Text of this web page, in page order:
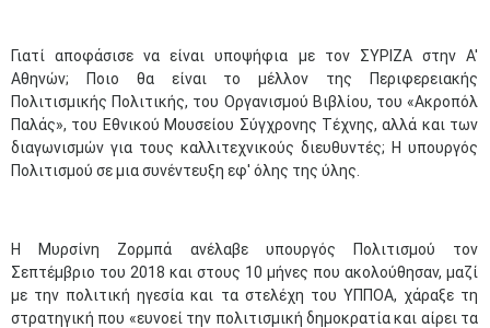
Γιατί αποφάσισε να είναι υποψήφια με τον ΣΥΡΙΖΑ στην Α'
Αθηνών; Ποιο θα είναι το μέλλον της Περιφερειακής
Πολιτισμικής Πολιτικής, του Οργανισμού Βιβλίου, του «Ακροπόλ
Παλάς», του Εθνικού Μουσείου Σύγχρονης Τέχνης, αλλά και των
διαγωνισμών για τους καλλιτεχνικούς διευθυντές; Η υπουργός
Πολιτισμού σε μια συνέντευξη εφ' όλης της ύλης.
Η Μυρσίνη Ζορμπά ανέλαβε υπουργός Πολιτισμού τον
Σεπτέμβριο του 2018 και στους 10 μήνες που ακολούθησαν, μαζί
με την πολιτική ηγεσία και τα στελέχη του ΥΠΠΟΑ, χάραξε τη
στρατηγική που «ευνοεί την πολιτισμική δημοκρατία και αίρει τα